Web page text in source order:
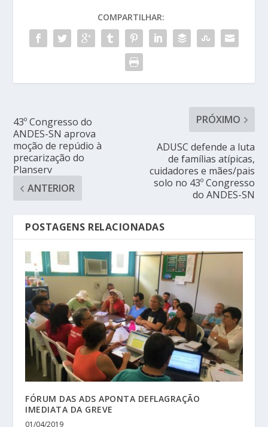
COMPARTILHAR:
43º Congresso do
ANDES-SN aprova
moção de repúdio à
precarização do
Planserv
ANTERIOR
PRÓXIMO
ADUSC defende a luta
de famílias atípicas,
cuidadores e mães/pais
solo no 43º Congresso
do ANDES-SN
POSTAGENS RELACIONADAS
FÓRUM DAS ADS APONTA DEFLAGRAÇÃO
IMEDIATA DA GREVE
01/04/2019